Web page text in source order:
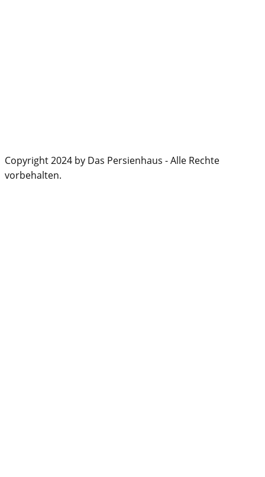
Copyright 2024 by Das Persienhaus - Alle Rechte
vorbehalten.